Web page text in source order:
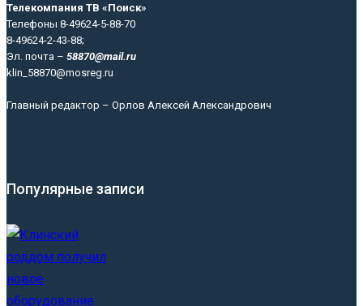
Телекомпания ТВ «Поиск»
Телефоны 8-49624-5-88-70
8-49624-2-43-88;
Эл. почта – 58870@mail.ru
klin_58870@mosreg.ru
Главный редактор – Орлов Алексей Александрович
Популярные записи